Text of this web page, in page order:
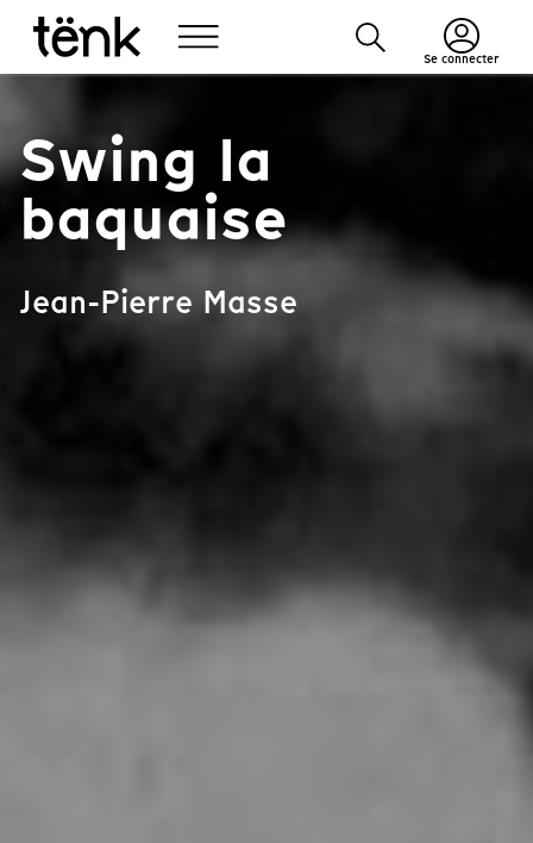
Se connecter
Swing la
baquaise
Jean-Pierre Masse